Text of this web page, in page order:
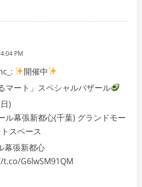
PM
開催中
マート」スペシャルバザール
)
ル幕張新都心(千葉) グランドモー
スペース
幕張新都心
G6lwSM91QM